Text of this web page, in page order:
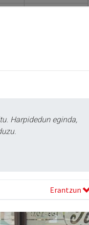
Harpidedun eginda,
Erantzun